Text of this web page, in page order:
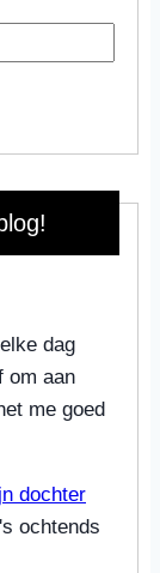
dag
om aan
me goed
dochter
ochtends